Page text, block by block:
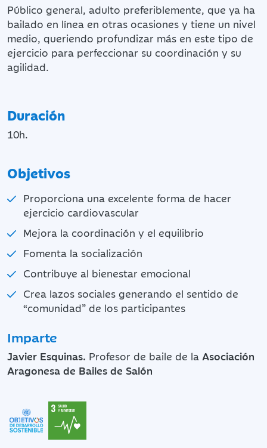
Público general, adulto preferiblemente, que ya ha
bailado en línea en otras ocasiones y tiene un nivel
medio, queriendo profundizar más en este tipo de
ejercicio para perfeccionar su coordinación y su
agilidad.
Duración
10h.
Objetivos
Proporciona una excelente forma de hacer
ejercicio cardiovascular
Mejora la coordinación y el equilibrio
Fomenta la socialización
Contribuye al bienestar emocional
Crea lazos sociales generando el sentido de
“comunidad” de los participantes
Imparte
Javier Esquinas. Profesor de baile de la Asociación
Aragonesa de Bailes de Salón